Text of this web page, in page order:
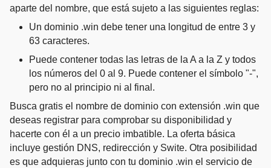
aparte del nombre, que está sujeto a las siguientes reglas:
Un dominio .win debe tener una longitud de entre 3 y
63 caracteres.
Puede contener todas las letras de la A a la Z y todos
los números del 0 al 9. Puede contener el símbolo "-",
pero no al principio ni al final.
Busca gratis el nombre de dominio con extensión .win que
deseas registrar para comprobar su disponibilidad y
hacerte con él a un precio imbatible. La oferta básica
incluye gestión DNS, redirección y Swite. Otra posibilidad
es que adquieras junto con tu dominio .win el servicio de